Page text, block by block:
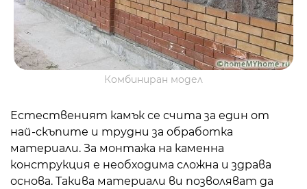
Комбиниран модел
Естественият камък се счита за един от
най-скъпите и трудни за обработка
материали. За монтажа на каменна
конструкция е необходима сложна и здрава
основа. Такива материали ви позволяват да